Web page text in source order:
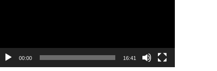
00:00 16:41